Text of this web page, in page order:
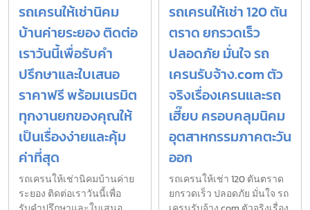
รถเครนให้เช่านิคม
บ้านค่ายระยอง ติดต่อ
เราวันนี้เพื่อรับคำ
ปรึกษาและใบเสนอ
ราคาฟรี พร้อมเนรมิต
ทุกงานยกของคุณให้
เป็นเรื่องง่ายและคุ้ม
ค่าที่สุด
รถเครนให้เช่านิคมบ้านค่าย
ระยอง ติดต่อเราวันนี้เพื่อ
รถเครนให้เช่า 120 ตัน
ตราด ยกรวดเร็ว
ปลอดภัย มั่นใจ รถ
เครนรับจ้าง.com ตัว
จริงเรื่องเครนและรถ
เฮี๊ยบ ครอบคลุมนิคม
อุตสาหกรรมภาคตะวัน
ออก
รถเครนให้เช่า 120 ตันตราด
ยกรวดเร็ว ปลอดภัย มั่นใจ รถ